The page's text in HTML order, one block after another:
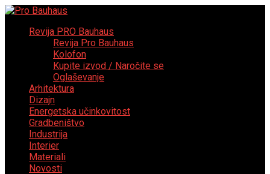
Revija PRO Bauhaus
Revija Pro Bauhaus
Kolofon
Kupite izvod / Naročite se
Oglaševanje
Arhitektura
Dizajn
Energetska učinkovitost
Gradbeništvo
Industrija
Interier
Materiali
Novosti